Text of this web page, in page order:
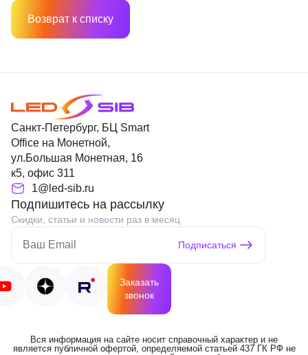
Возврат к списку
Санкт-Петербург, БЦ Smart
Office на Монетной,
ул.Большая Монетная, 16
к5, офис 311
1@led-sib.ru
Подпишитесь на рассылку
Скидки, статьи и новости раз в месяц
Подписаться
Заказать
звонок
Вся информация на сайте носит справочный характер и не
является публичной офертой, определяемой статьей 437 ГК РФ не